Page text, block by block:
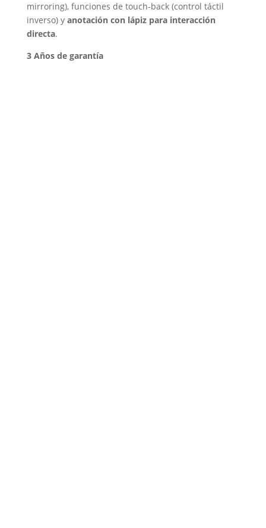
mirroring), funciones de touch-back (control táctil
inverso) y anotación con lápiz para interacción
directa.
3 Años de garantía